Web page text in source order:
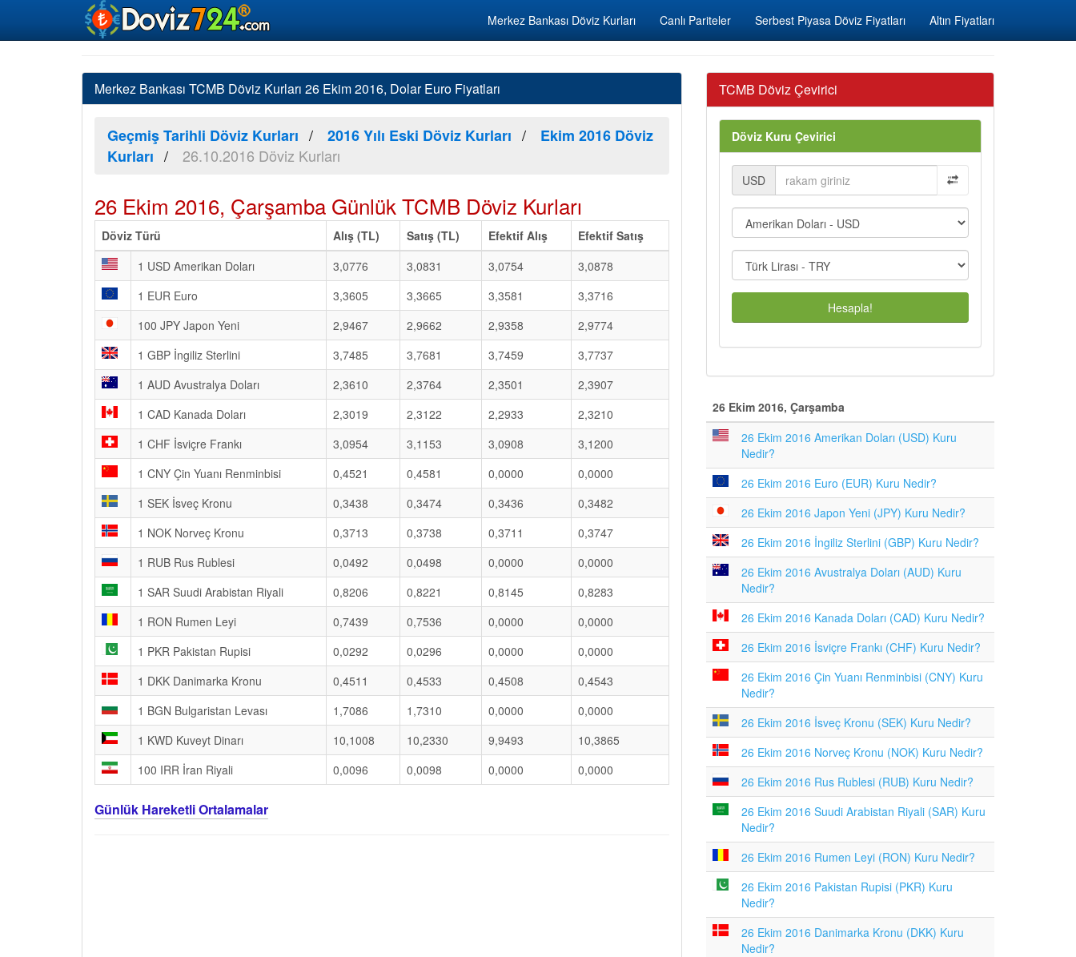
Merkez Bankası Döviz Kurları Canlı Pariteler Serbest Piyasa Döviz Fiyatları Altın Fiyatları
Merkez Bankası TCMB Döviz Kurları 26 Ekim 2016, Dolar Euro Fiyatları
Geçmiş Tarihli Döviz Kurları 2016 Yılı Eski Döviz Kurları
Ekim 2016 Döviz
Kurları
26.10.2016 Döviz Kurları
26 Ekim 2016, Çarşamba Günlük TCMB Döviz Kurları
Döviz Türü Alış (TL) Satış (TL) Efektif Alış
Efektif Satış
1 USD Amerikan Doları
3,0776 3,0831 3,0754
3,0878
1 EUR Euro
3,3605 3,3665 3,3581
3,3716
100 JPY Japon Yeni
2,9467 2,9662 2,9358
2,9774
1 GBP İngiliz Sterlini
3,7485 3,7681 3,7459
3,7737
1 AUD Avustralya Doları
2,3610 2,3764 2,3501
2,3907
1 CAD Kanada Doları
2,3019 2,3122 2,2933
2,3210
1 CHF İsviçre Frankı
3,0954 3,1153 3,0908
3,1200
1 CNY Çin Yuanı Renminbisi
0,4521 0,4581 0,0000
0,0000
1 SEK İsveç Kronu
0,3438 0,3474 0,3436
0,3482
1 NOK Norveç Kronu
0,3713 0,3738 0,3711
0,3747
1 RUB Rus Rublesi
0,0492 0,0498 0,0000
0,0000
1 SAR Suudi Arabistan Riyali
0,8206 0,8221 0,8145
0,8283
1 RON Rumen Leyi
0,7439 0,7536 0,0000
0,0000
1 PKR Pakistan Rupisi
0,0292 0,0296 0,0000
0,0000
1 DKK Danimarka Kronu
0,4511 0,4533 0,4508
0,4543
1 BGN Bulgaristan Levası
1,7086 1,7310 0,0000
0,0000
1 KWD Kuveyt Dinarı
10,1008 10,2330 9,9493
10,3865
100 IRR İran Riyali
0,0096 0,0098 0,0000 0,0000
Günlük Hareketli Ortalamalar
TCMB Döviz Çevirici
Döviz Kuru Çevirici
USD
Hesapla!
26 Ekim 2016, Çarşamba
26 Ekim 2016 Amerikan Doları (USD) Kuru
Nedir?
26 Ekim 2016 Euro (EUR) Kuru Nedir?
26 Ekim 2016 Japon Yeni (JPY) Kuru Nedir?
26 Ekim 2016 İngiliz Sterlini (GBP) Kuru Nedir?
26 Ekim 2016 Avustralya Doları (AUD) Kuru
Nedir?
26 Ekim 2016 Kanada Doları (CAD) Kuru Nedir?
26 Ekim 2016 İsviçre Frankı (CHF) Kuru Nedir?
26 Ekim 2016 Çin Yuanı Renminbisi (CNY) Kuru
Nedir?
26 Ekim 2016 İsveç Kronu (SEK) Kuru Nedir?
26 Ekim 2016 Norveç Kronu (NOK) Kuru Nedir?
26 Ekim 2016 Rus Rublesi (RUB) Kuru Nedir?
26 Ekim 2016 Suudi Arabistan Riyali (SAR) Kuru
Nedir?
26 Ekim 2016 Rumen Leyi (RON) Kuru Nedir?
26 Ekim 2016 Pakistan Rupisi (PKR) Kuru
Nedir?
26 Ekim 2016 Danimarka Kronu (DKK) Kuru
Nedir?